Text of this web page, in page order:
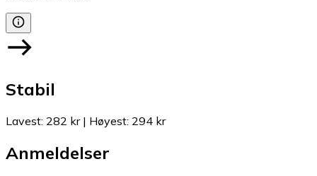
Stabil
Lavest: 282 kr| Høyest: 294 kr
Anmeldelser